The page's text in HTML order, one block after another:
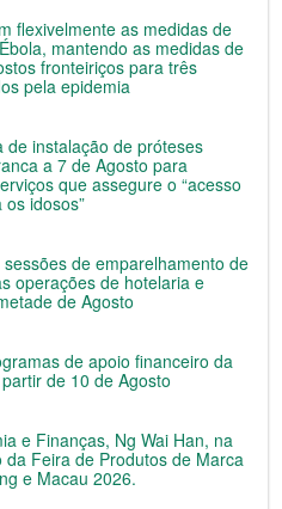
flexivelmente as medidas de
mantendo as medidas de
fronteiriços para três
pela epidemia
de instalação de próteses
a 7 de Agosto para
que assegure o “acesso
idosos”
de emparelhamento de
operações de hotelaria e
de Agosto
de apoio financeiro da
de 10 de Agosto
e Finanças, Ng Wai Han, na
Feira de Produtos de Marca
e Macau 2026.